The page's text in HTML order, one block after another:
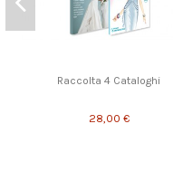
Raccolta 4 Cataloghi
28,00 €